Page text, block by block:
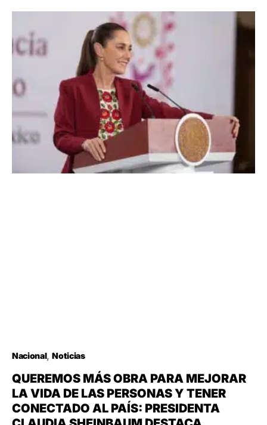
Nacional Noticias
QUEREMOS MÁS OBRA PARA MEJORAR
LA VIDA DE LAS PERSONAS Y TENER
CONECTADO AL PAÍS: PRESIDENTA